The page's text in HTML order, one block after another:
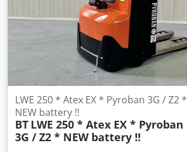
LWE 250 * Atex EX * Pyroban 3G / Z2 *
NEW battery !!
BT LWE 250 * Atex EX * Pyroban
3G / Z2 * NEW battery !!